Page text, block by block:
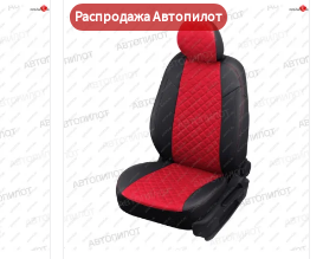
Распродажа Автопилот